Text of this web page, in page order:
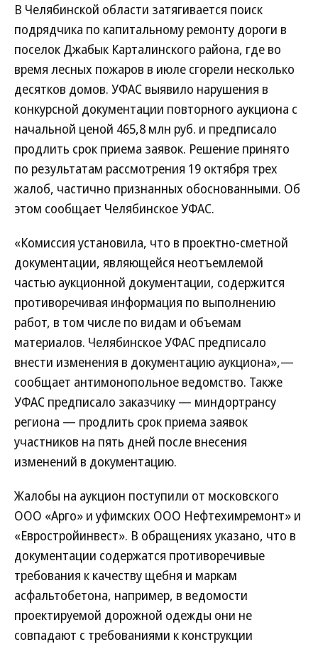
В Челябинской области затягивается поиск
подрядчика по капитальному ремонту дороги в
поселок Джабык Карталинского района, где во
время лесных пожаров в июле сгорели несколько
десятков домов. УФАС выявило нарушения в
конкурсной документации повторного аукциона с
начальной ценой 465,8 млн руб. и предписало
продлить срок приема заявок. Решение принято
по результатам рассмотрения 19 октября трех
жалоб, частично признанных обоснованными. Об
этом сообщает Челябинское УФАС.
«Комиссия установила, что в проектно-сметной
документации, являющейся неотъемлемой
частью аукционной документации, содержится
противоречивая информация по выполнению
работ, в том числе по видам и объемам
материалов. Челябинское УФАС предписало
внести изменения в документацию аукциона»,—
сообщает антимонопольное ведомство. Также
УФАС предписало заказчику — миндортрансу
региона — продлить срок приема заявок
участников на пять дней после внесения
изменений в документацию.
Жалобы на аукцион поступили от московского
ООО «Арго» и уфимских ООО Нефтехимремонт» и
«Евростройинвест». В обращениях указано, что в
документации содержатся противоречивые
требования к качеству щебня и маркам
асфальтобетона, например, в ведомости
проектируемой дорожной одежды они не
совпадают с требованиями к конструкции